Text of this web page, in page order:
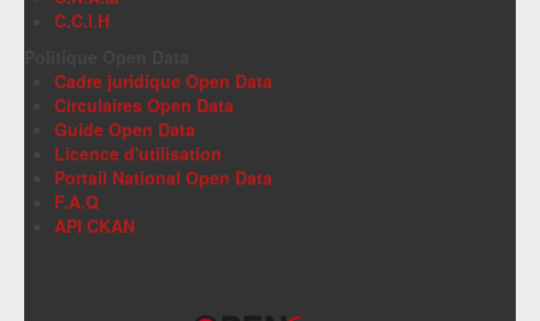
C.C.I.H
Cadre juridique Open Data
Circulaires Open Data
Guide Open Data
Licence d'utilisation
Portail National Open Data
F.A.Q
API CKAN